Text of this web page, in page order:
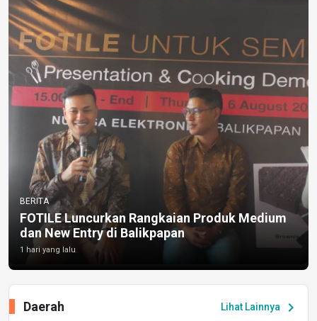
BERITA
FOTILE Luncurkan Rangkaian Produk Medium
dan New Entry di Balikpapan
1 hari yang lalu
Lihat Lainnya chevron_right
Daerah